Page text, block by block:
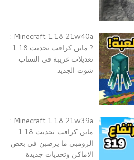
Minecraft 1.18 21w40a :
? ماين كرافت تحديث 1.18
تعديلات غريبة في السناب
شوت الجديد
Minecraft 1.18 21w39a :
ماين كرافت تحديث 1.18
الزومبي ما يرصبن في بعض
الاماكن وتحديات جديدة